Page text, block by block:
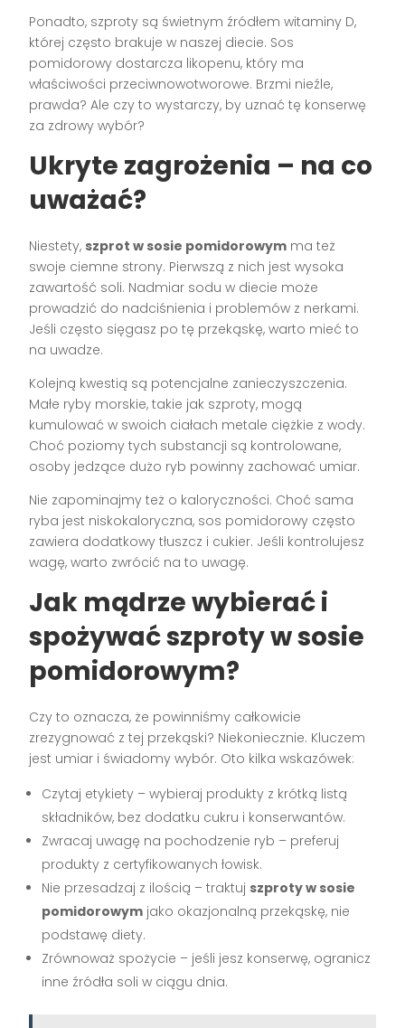
Ponadto, szproty są świetnym źródłem witaminy D,
której często brakuje w naszej diecie. Sos
pomidorowy dostarcza likopenu, który ma
właściwości przeciwnowotworowe. Brzmi nieźle,
prawda? Ale czy to wystarczy, by uznać tę konserwę
za zdrowy wybór?
Ukryte zagrożenia – na co
uważać?
Niestety, szprot w sosie pomidorowym ma też
swoje ciemne strony. Pierwszą z nich jest wysoka
zawartość soli. Nadmiar sodu w diecie może
prowadzić do nadciśnienia i problemów z nerkami.
Jeśli często sięgasz po tę przekąskę, warto mieć to
na uwadze.
Kolejną kwestią są potencjalne zanieczyszczenia.
Małe ryby morskie, takie jak szproty, mogą
kumulować w swoich ciałach metale ciężkie z wody.
Choć poziomy tych substancji są kontrolowane,
osoby jedzące dużo ryb powinny zachować umiar.
Nie zapominajmy też o kaloryczności. Choć sama
ryba jest niskokaloryczna, sos pomidorowy często
zawiera dodatkowy tłuszcz i cukier. Jeśli kontrolujesz
wagę, warto zwrócić na to uwagę.
Jak mądrze wybierać i
spożywać szproty w sosie
pomidorowym?
Czy to oznacza, że powinniśmy całkowicie
zrezygnować z tej przekąski? Niekoniecznie. Kluczem
jest umiar i świadomy wybór. Oto kilka wskazówek:
Czytaj etykiety – wybieraj produkty z krótką listą
składników, bez dodatku cukru i konserwantów.
Zwracaj uwagę na pochodzenie ryb – preferuj
produkty z certyfikowanych łowisk.
Nie przesadzaj z ilością – traktuj szproty w sosie
pomidorowym jako okazjonalną przekąskę, nie
podstawę diety.
Zrównoważ spożycie – jeśli jesz konserwę, ogranicz
inne źródła soli w ciągu dnia.